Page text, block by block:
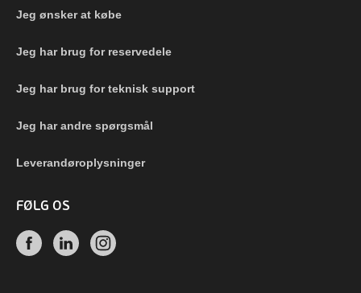
Jeg ønsker at købe
Jeg har brug for reservedele
Jeg har brug for teknisk support
Jeg har andre spørgsmål
Leverandøroplysninger
FØLG OS